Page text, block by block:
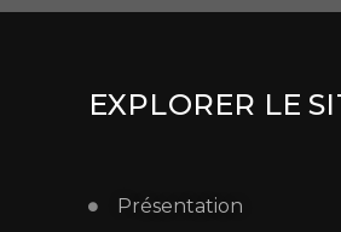
EXPLORER LE
Présentation